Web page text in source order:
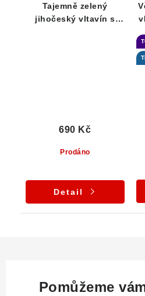
Tajemně zelený
jihočeský vltavín s
Prodáno
690 Kč
Detail
Pomůžeme